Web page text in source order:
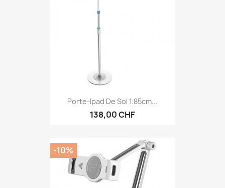
Porte-Ipad De Sol 1.85cm...
138,00 CHF
-10%